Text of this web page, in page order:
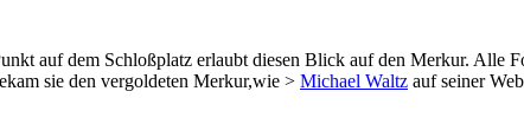
auf dem Schloßplatz erlaubt diesen Blick auf den Merkur. Alle
sie den vergoldeten Merkur,wie > Michael Waltz auf seiner